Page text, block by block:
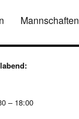
Mannschaften
– 18:00